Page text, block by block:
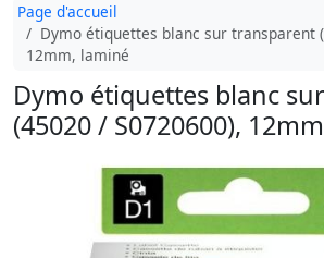
Page d'accueil
Dymo étiquettes blanc sur transparent
12mm, laminé
Dymo étiquettes blanc
(45020 / S0720600),